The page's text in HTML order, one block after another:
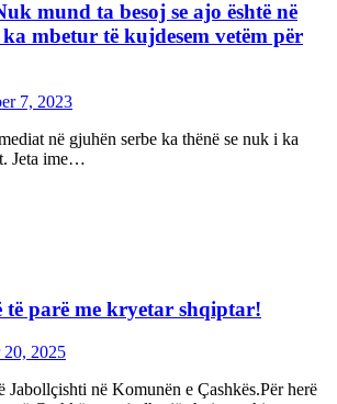
mund ta besoj se ajo është në
mbetur të kujdesem vetëm për
7, 2023
në gjuhën serbe ka thënë se nuk i ka
Jeta ime…
të parë me kryetar shqiptar!
20, 2025
Jabollçishti në Komunën e Çashkës.Për herë